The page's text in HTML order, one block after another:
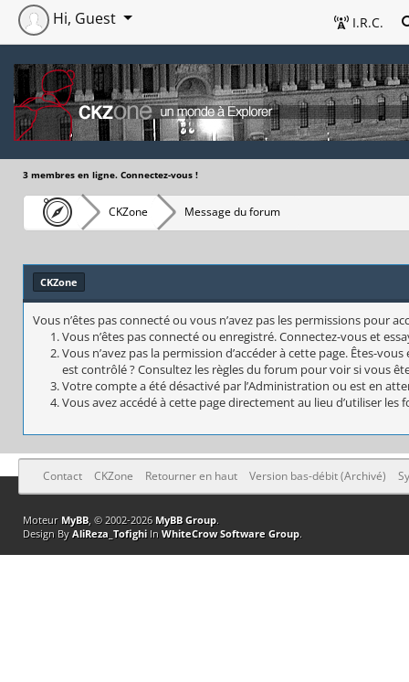
I.R.C.
Hi, Guest
3 membres en ligne. Connectez-vous !
CKZone Message du forum
CKZone
Vous n’êtes pas connecté ou vous n’avez pas les permissions pour
Vous n’êtes pas connecté ou enregistré. Connectez-vous et
Vous n’avez pas la permission d’accéder à cette page. Êtes-
est contrôlé ? Consultez les règles du forum pour voir si vous
Votre compte a été désactivé par l’Administration ou est en
Vous avez accédé à cette page directement au lieu d’utiliser
Contact CKZone Retourner en haut Version bas-débit (Archivé)
Moteur MyBB, © 2002-2026 MyBB Group.
Design By AliReza_TofighiIn WhiteCrow Software Group.